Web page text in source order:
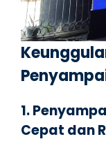
1.
Cepat dan